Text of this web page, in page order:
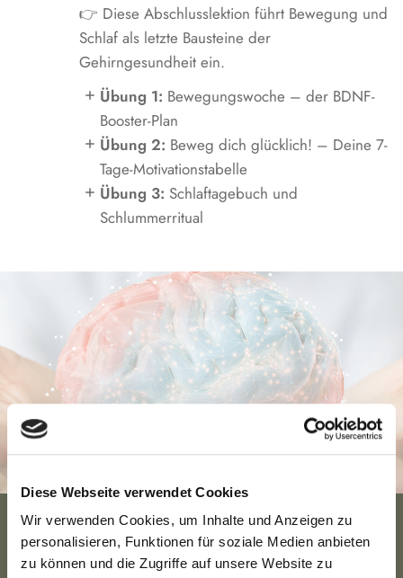
Diese Webseite verwendet Cookies
Wir verwenden Cookies, um Inhalte und Anzeigen zu
personalisieren, Funktionen für soziale Medien anbieten
zu können und die Zugriffe auf unsere Website zu
👉 Diese Abschlusslektion führt Bewegung und
Schlaf als letzte Bausteine der
Gehirngesundheit ein.
Übung 1: Bewegungswoche – der BDNF-
Booster-Plan
Übung 2: Beweg dich glücklich! – Deine 7-
Tage-Motivationstabelle
Übung 3: Schlaftagebuch und
Schlummerritual
Melde dich jetzt für